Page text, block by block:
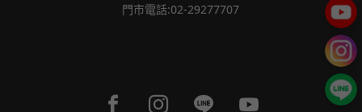
門市電話:02-29277707
Facebook page
Instagram page
Line pageYoutube page